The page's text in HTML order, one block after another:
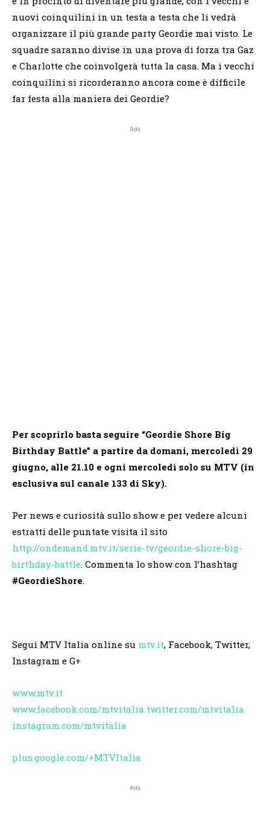
nuovi coinquilini in un testa a testa che li vedrà
organizzare il più grande party Geordie mai visto. Le
squadre saranno divise in una prova di forza tra Gaz
e Charlotte che coinvolgerà tutta la casa. Ma i vecchi
coinquilini si ricorderanno ancora come è difficile
far festa alla maniera dei Geordie?
Ads
Per scoprirlo basta seguire “Geordie Shore Big
Birthday Battle” a partire da domani, mercoledì 29
giugno, alle 21.10 e ogni mercoledì solo su MTV (in
esclusiva sul canale 133 di Sky).
Per news e curiosità sullo show e per vedere alcuni
estratti delle puntate visita il sito
http://ondemand.mtv.it/serie-tv/geordie-shore-big-
birthday-battle. Commenta lo show con l’hashtag
#GeordieShore.
Segui MTV Italia online su mtv.it, Facebook, Twitter,
Instagram e G+
www.mtv.it
www.facebook.com/mtvitalia twitter.com/mtvitalia
instagram.com/mtvitalia
plus.google.com/+MTVItalia
Ads